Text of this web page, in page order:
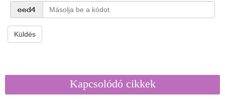
Küldés
Kapcsolódó cikkek